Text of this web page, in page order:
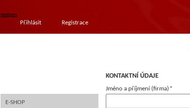
nextprev
Přihlásit Registrace
KONTAKTNÍ ÚDAJE
Jméno a příjmení (firma) *
E-SHOP